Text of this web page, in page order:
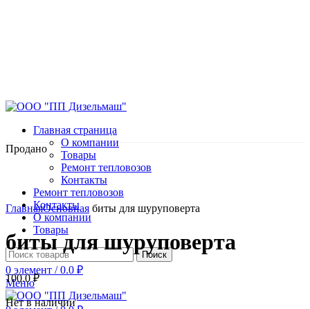
Главная страница
О компании
Товары
Ремонт тепловозов
Контакты
Ремонт тепловозов
Контакты
О компании
Товары
Поиск
0 элемент / 0.0 ₽
Меню
Продано
Нажмите, чтобы увеличить
ГлавнаяОсновная биты для шуруповерта
биты для шуруповерта
100.0₽
Нет в наличии